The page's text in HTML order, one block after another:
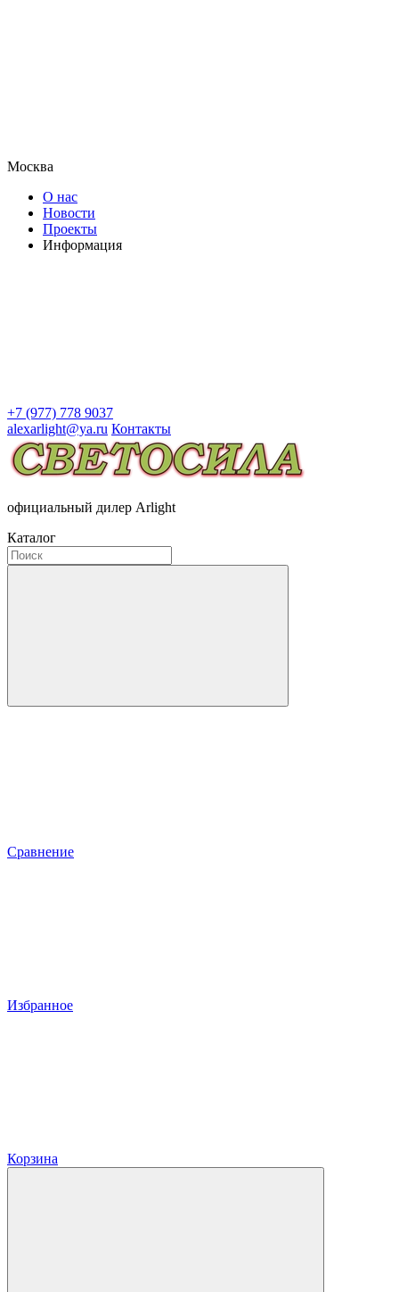
Москва
О нас
Новости
Проекты
Информация
+7 (977) 778 9037
alexarlight@ya.ru Контакты
официальный дилер Arlight
Каталог
Сравнение
Избранное
Корзина